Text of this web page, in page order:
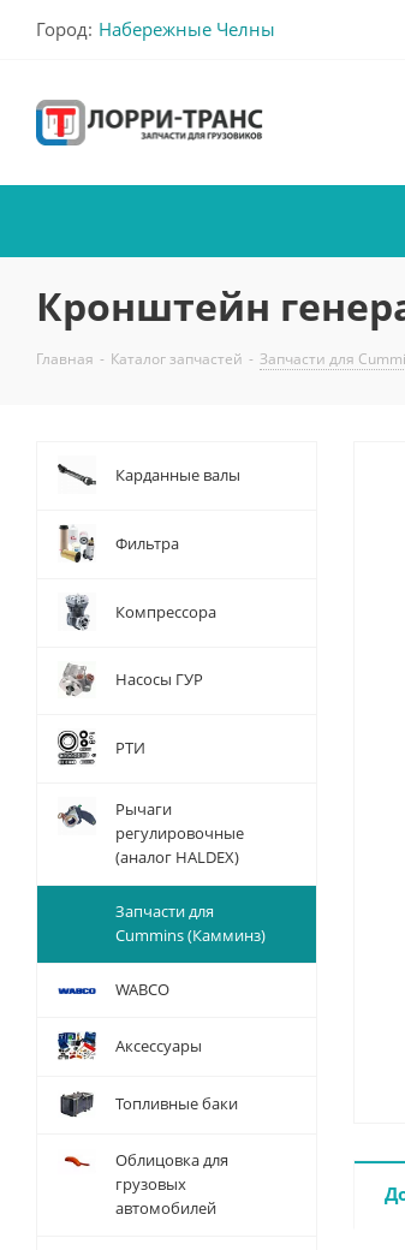
Город: Набережные Челны
Кронштейн
Главная - Каталог запчастей - Запчасти для
Карданные валы
Фильтра
Компрессора
Насосы ГУР
РТИ
Рычаги
регулировочные
(аналог HALDEX)
Запчасти для
Cummins (Камминз)
WABCO
Аксессуары
Топливные баки
Облицовка для
грузовых
автомобилей